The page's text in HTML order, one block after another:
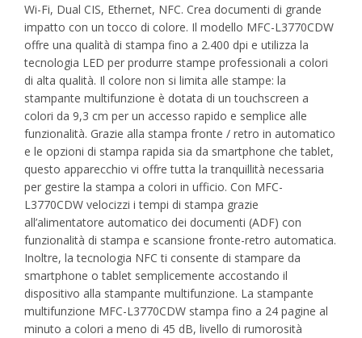
Wi-Fi, Dual CIS, Ethernet, NFC. Crea documenti di grande
impatto con un tocco di colore. Il modello MFC-L3770CDW
offre una qualità di stampa fino a 2.400 dpi e utilizza la
tecnologia LED per produrre stampe professionali a colori
di alta qualità. Il colore non si limita alle stampe: la
stampante multifunzione è dotata di un touchscreen a
colori da 9,3 cm per un accesso rapido e semplice alle
funzionalità. Grazie alla stampa fronte / retro in automatico
e le opzioni di stampa rapida sia da smartphone che tablet,
questo apparecchio vi offre tutta la tranquillità necessaria
per gestire la stampa a colori in ufficio. Con MFC-
L3770CDW velocizzi i tempi di stampa grazie
all’alimentatore automatico dei documenti (ADF) con
funzionalità di stampa e scansione fronte-retro automatica.
Inoltre, la tecnologia NFC ti consente di stampare da
smartphone o tablet semplicemente accostando il
dispositivo alla stampante multifunzione. La stampante
multifunzione MFC-L3770CDW stampa fino a 24 pagine al
minuto a colori a meno di 45 dB, livello di rumorosità